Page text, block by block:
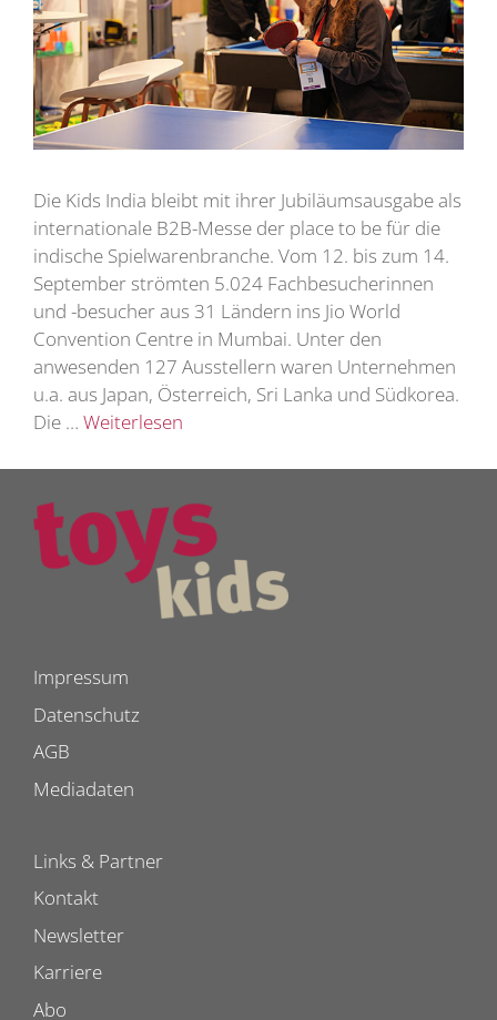
Die Kids India bleibt mit ihrer Jubiläumsausgabe als
internationale B2B-Messe der place to be für die
indische Spielwarenbranche. Vom 12. bis zum 14.
September strömten 5.024 Fachbesucherinnen
und -besucher aus 31 Ländern ins Jio World
Convention Centre in Mumbai. Unter den
anwesenden 127 Ausstellern waren Unternehmen
u.a. aus Japan, Österreich, Sri Lanka und Südkorea.
Die … Weiterlesen
Impressum
Datenschutz
AGB
Mediadaten
Links & Partner
Kontakt
Newsletter
Karriere
Abo